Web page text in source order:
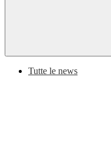
Tutte le news